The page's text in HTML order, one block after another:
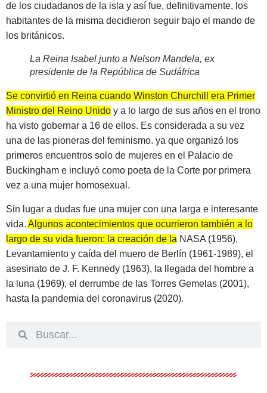
de los ciudadanos de la isla y así fue, definitivamente, los
habitantes de la misma decidieron seguir bajo el mando de
los británicos.
La Reina Isabel junto a Nelson Mandela, ex
presidente de la República de Sudáfrica
Se convirtió en Reina cuando Winston Churchill era Primer
Ministro del Reino Unido y a lo largo de sus años en el trono
ha visto gobernar a 16 de ellos. Es considerada a su vez
una de las pioneras del feminismo. ya que organizó los
primeros encuentros solo de mujeres en el Palacio de
Buckingham e incluyó como poeta de la Corte por primera
vez a una mujer homosexual.
Sin lugar a dudas fue una mujer con una larga e interesante
vida. Algunos acontecimientos que ocurrieron también a lo
largo de su vida fueron: la creación de la NASA (1956),
Levantamiento y caída del muero de Berlín (1961-1989), el
asesinato de J. F. Kennedy (1963), la llegada del hombre a
la luna (1969), el derrumbe de las Torres Gemelas (2001),
hasta la pandemia del coronavirus (2020).